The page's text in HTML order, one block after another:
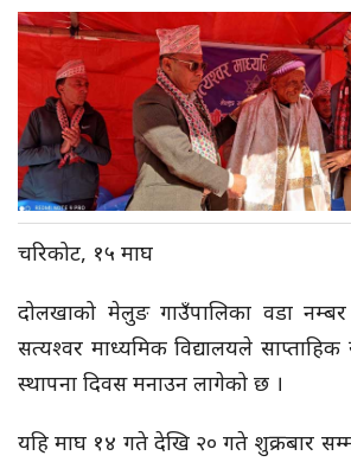
चरिकोट, १५ माघ
दोलखाको मेलुङ गाउँपालिका वडा नम्बर
सत्यश्वर माध्यमिक विद्यालयले
स्थापना दिवस मनाउन लागेको छ ।
यहि माघ १४ गते देखि २० गते शुक्रबार सम्म